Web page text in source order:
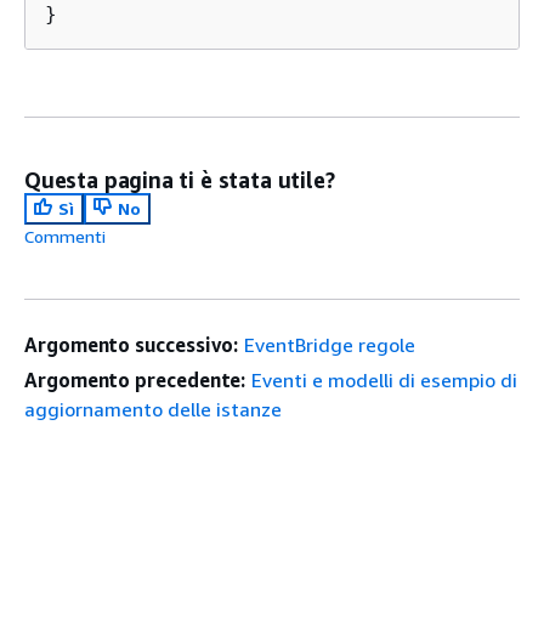
}
Questa pagina ti è stata utile?
Sì
No
Commenti
Argomento successivo: EventBridge regole
Argomento precedente: Eventi e modelli di esempio di
aggiornamento delle istanze